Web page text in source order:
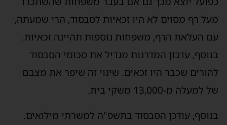
מעל רף מסוים לא היו זכאיות לסבסוד, הרי שמעתה,
עם העלאת הרף, משפחות נוספות תהיינה זכאיות.
בנוסף, עדכון המדרגות מגדיל את סכומי הסבסוד
להורים שכבר היו זכאים. שינוי זה שיפר את מצבם
של למעלה מ-13,000 משקי בית.
בנוסף, עודכן הסבסוד בתשפ"ה למשרתי מילואים.